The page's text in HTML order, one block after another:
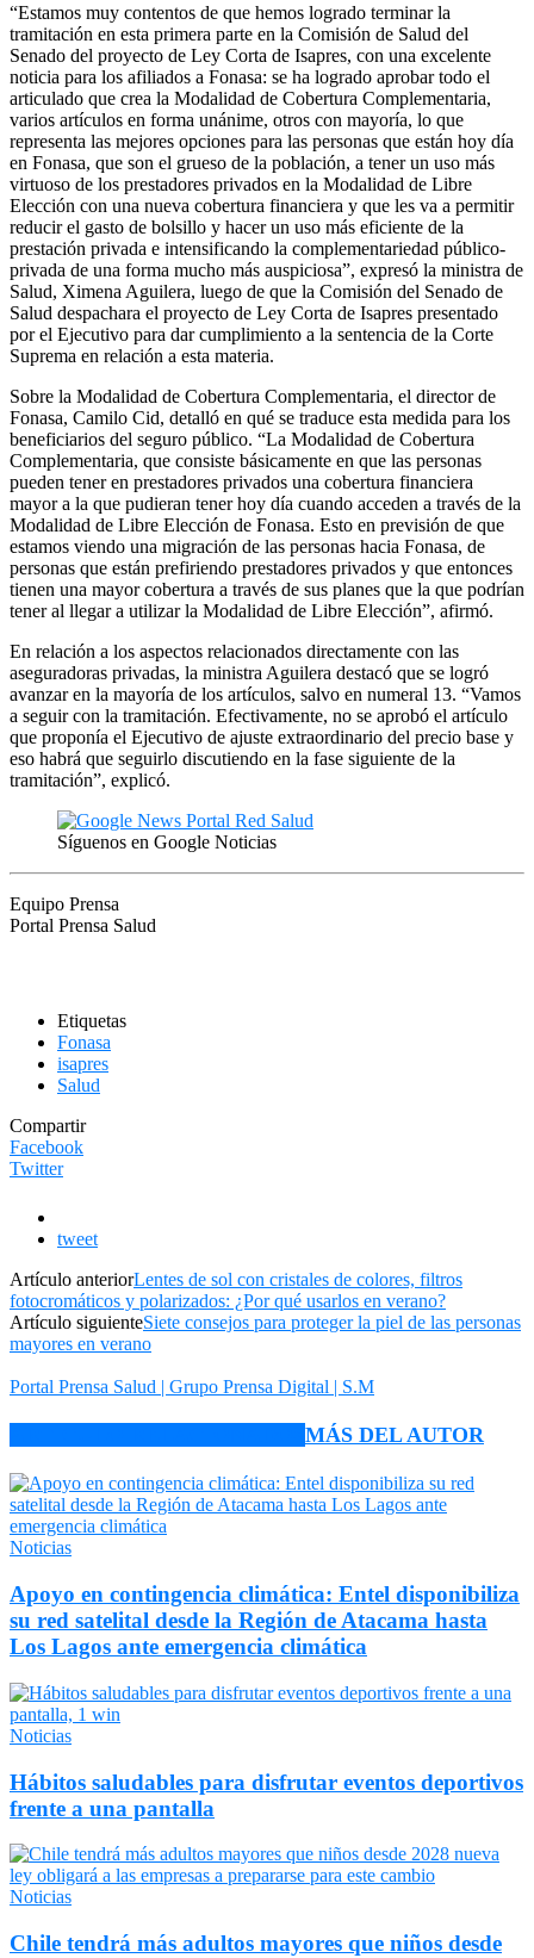
“Estamos muy contentos de que hemos logrado terminar la
tramitación en esta primera parte en la Comisión de Salud del
Senado del proyecto de Ley Corta de Isapres, con una excelente
noticia para los afiliados a Fonasa: se ha logrado aprobar todo el
articulado que crea la Modalidad de Cobertura Complementaria,
varios artículos en forma unánime, otros con mayoría, lo que
representa las mejores opciones para las personas que están hoy día
en Fonasa, que son el grueso de la población, a tener un uso más
virtuoso de los prestadores privados en la Modalidad de Libre
Elección con una nueva cobertura financiera y que les va a permitir
reducir el gasto de bolsillo y hacer un uso más eficiente de la
prestación privada e intensificando la complementariedad público-
privada de una forma mucho más auspiciosa”, expresó la ministra de
Salud, Ximena Aguilera, luego de que la Comisión del Senado de
Salud despachara el proyecto de Ley Corta de Isapres presentado
por el Ejecutivo para dar cumplimiento a la sentencia de la Corte
Suprema en relación a esta materia.
Sobre la Modalidad de Cobertura Complementaria, el director de
Fonasa, Camilo Cid, detalló en qué se traduce esta medida para los
beneficiarios del seguro público. “La Modalidad de Cobertura
Complementaria, que consiste básicamente en que las personas
pueden tener en prestadores privados una cobertura financiera
mayor a la que pudieran tener hoy día cuando acceden a través de la
Modalidad de Libre Elección de Fonasa. Esto en previsión de que
estamos viendo una migración de las personas hacia Fonasa, de
personas que están prefiriendo prestadores privados y que entonces
tienen una mayor cobertura a través de sus planes que la que podrían
tener al llegar a utilizar la Modalidad de Libre Elección”, afirmó.
En relación a los aspectos relacionados directamente con las
aseguradoras privadas, la ministra Aguilera destacó que se logró
avanzar en la mayoría de los artículos, salvo en numeral 13. “Vamos
a seguir con la tramitación. Efectivamente, no se aprobó el artículo
que proponía el Ejecutivo de ajuste extraordinario del precio base y
eso habrá que seguirlo discutiendo en la fase siguiente de la
tramitación”, explicó.
Síguenos en Google Noticias
Equipo Prensa
Portal Prensa Salud
Etiquetas
Fonasa
isapres
Salud
Compartir
Facebook
Twitter
tweet
Artículo anteriorLentes de sol con cristales de colores, filtros
fotocromáticos y polarizados: ¿Por qué usarlos en verano?
Artículo siguienteSiete consejos para proteger la piel de las personas
mayores en verano
Portal Prensa Salud | Grupo Prensa Digital | S.M
MÁS DEL AUTOR
Noticias
Apoyo en contingencia climática: Entel disponibiliza
su red satelital desde la Región de Atacama hasta
Los Lagos ante emergencia climática
Noticias
Hábitos saludables para disfrutar eventos deportivos
frente a una pantalla
Noticias
Chile tendrá más adultos mayores que niños desde